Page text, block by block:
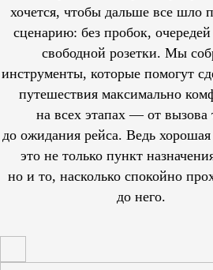
хочется, чтобы дальше все шло
сценарию: без пробок,
свободной розетки. Мы
инструменты, которые помогут
путешествия максимально
на всех этапах — от вызова
до ожидания рейса. Ведь
это не только пункт
но и то, насколько спокойно
до него.